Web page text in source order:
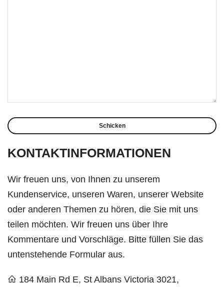
KONTAKTINFORMATIONEN
Wir freuen uns, von Ihnen zu unserem
Kundenservice, unseren Waren, unserer Website
oder anderen Themen zu hören, die Sie mit uns
teilen möchten. Wir freuen uns über Ihre
Kommentare und Vorschläge. Bitte füllen Sie das
untenstehende Formular aus.
184 Main Rd E, St Albans Victoria 3021,